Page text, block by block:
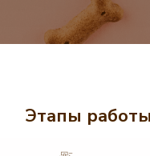
Этапы